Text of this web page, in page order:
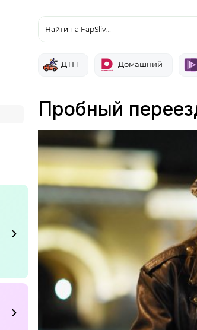
Найти на FapSliv…
ДТП Домашний
Пробный